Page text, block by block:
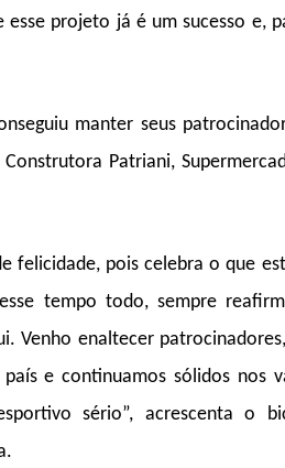
projeto já é um sucesso e,
manter seus
Patriani,
felicidade, pois celebra o que
tempo todo, sempre
Venho enaltecer
e continuamos sólidos nos
sério”, acrescenta o